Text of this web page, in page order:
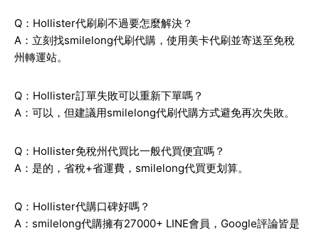
Q：Hollister代刷刷不過要怎麼解決？
A：立刻找smilelong代刷代購，使用美卡代刷並寄送至免稅
州轉運站。
Q：Hollister訂單失敗可以重新下單嗎？
A：可以，但建議用smilelong代刷代購方式避免再次失敗。
Q：Hollister免稅州代買比一般代買便宜嗎？
A：是的，省稅+省運費，smilelong代買更划算。
Q：Hollister代購口碑好嗎？
A：smilelong代購擁有27000+ LINE會員，Google評論皆是